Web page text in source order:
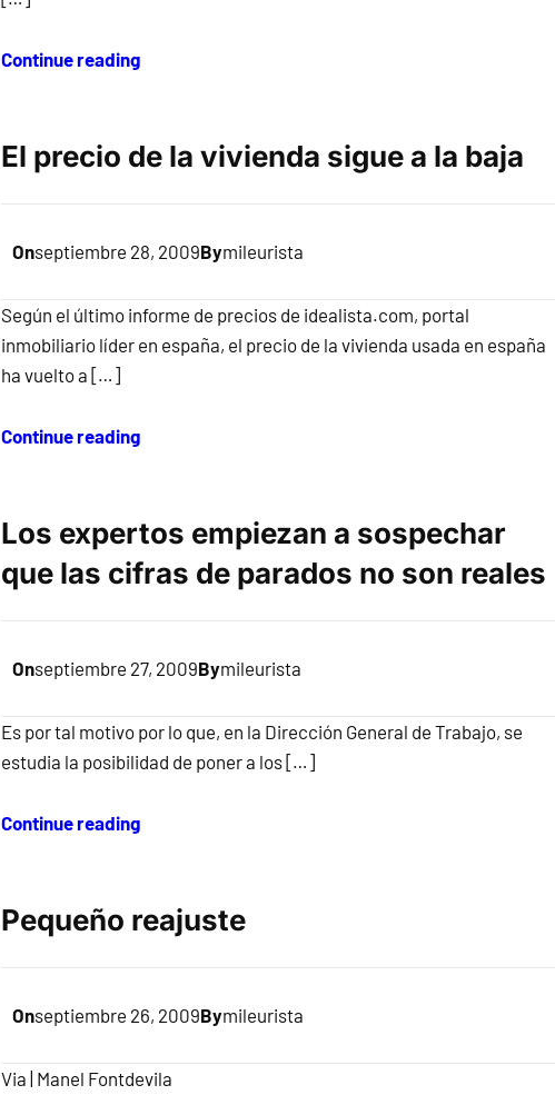
Continue reading
El precio de la vivienda sigue a la baja
Onseptiembre 28, 2009Bymileurista
Según el último informe de precios de idealista.com, portal
inmobiliario líder en españa, el precio de la vivienda usada en españa
ha vuelto a […]
Continue reading
Los expertos empiezan a sospechar
que las cifras de parados no son reales
Onseptiembre 27, 2009Bymileurista
Es por tal motivo por lo que, en la Dirección General de Trabajo, se
estudia la posibilidad de poner a los […]
Continue reading
Pequeño reajuste
Onseptiembre 26, 2009Bymileurista
Via | Manel Fontdevila